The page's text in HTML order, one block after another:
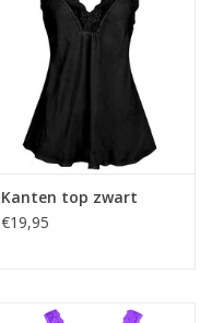
Kanten top zwart
€19,95